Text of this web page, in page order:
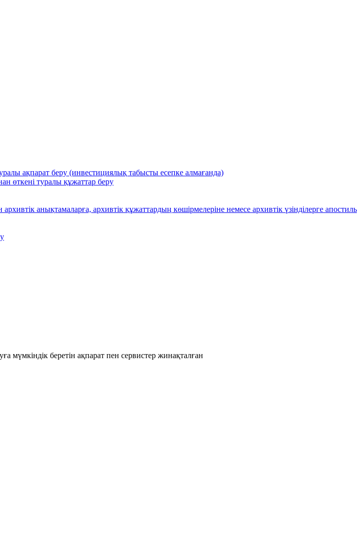
ақпарат беру (инвестициялық табысты есепке алмағанда)
өткені туралы құжаттар беру
анықтамаларға, архивтік құжаттардың көшірмелеріне немесе архивтік үзінділерге апостиль
мүмкіндік беретін ақпарат пен сервистер жинақталған